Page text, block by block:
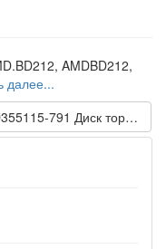
AMDBD212,
далее...
H 98-/ Zafira A B 99-/
791 Диск